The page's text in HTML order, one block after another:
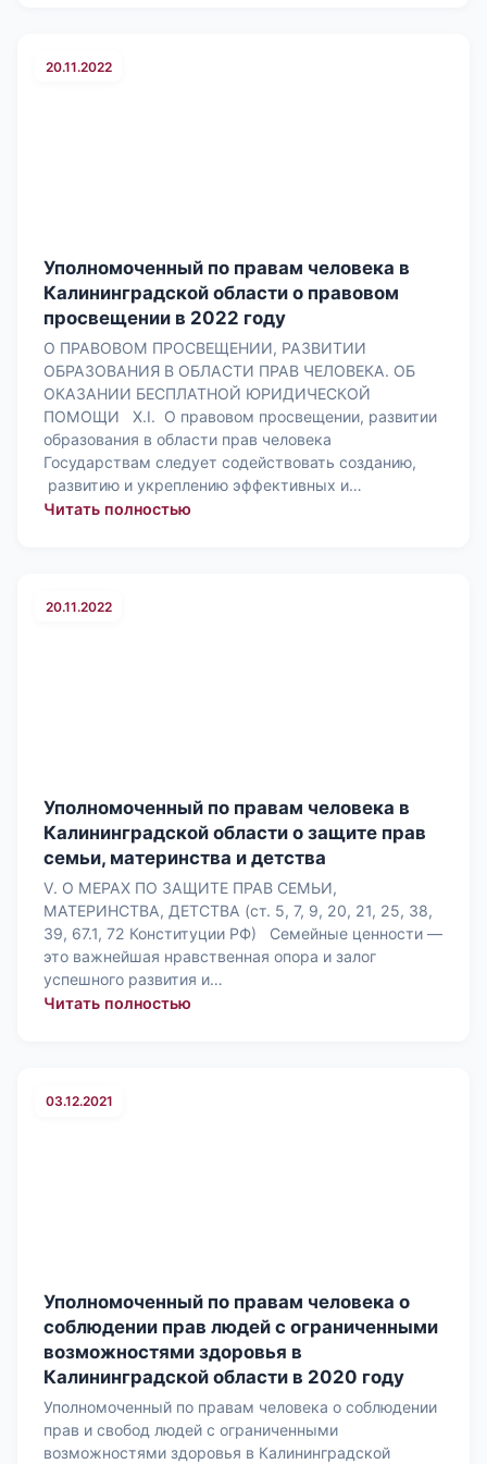
20.11.2022
Уполномоченный по правам человека в
Калининградской области о правовом
просвещении в 2022 году
О ПРАВОВОМ ПРОСВЕЩЕНИИ, РАЗВИТИИ
ОБРАЗОВАНИЯ В ОБЛАСТИ ПРАВ ЧЕЛОВЕКА. ОБ
ОКАЗАНИИ БЕСПЛАТНОЙ ЮРИДИЧЕСКОЙ
ПОМОЩИ X.I. О правовом просвещении, развитии
образования в области прав человека
Государствам следует содействовать созданию,
развитию и укреплению эффективных и…
Читать полностью: Уполномоченный по правам
20.11.2022
Уполномоченный по правам человека в
Калининградской области о защите прав
семьи, материнства и детства
V. О МЕРАХ ПО ЗАЩИТЕ ПРАВ СЕМЬИ,
МАТЕРИНСТВА, ДЕТСТВА (ст. 5, 7, 9, 20, 21, 25, 38,
39, 67.1, 72 Конституции РФ) Семейные ценности —
это важнейшая нрав­ственная опора и залог
успешного развития и…
Читать полностью: Уполномоченный по правам
03.12.2021
Уполномоченный по правам человека о
соблюдении прав людей с ограниченными
возможностями здоровья в
Калининградской области в 2020 году
Уполномоченный по правам человека о соблюдении
прав и свобод людей с ограниченными
возможностями здоровья в Калининградской